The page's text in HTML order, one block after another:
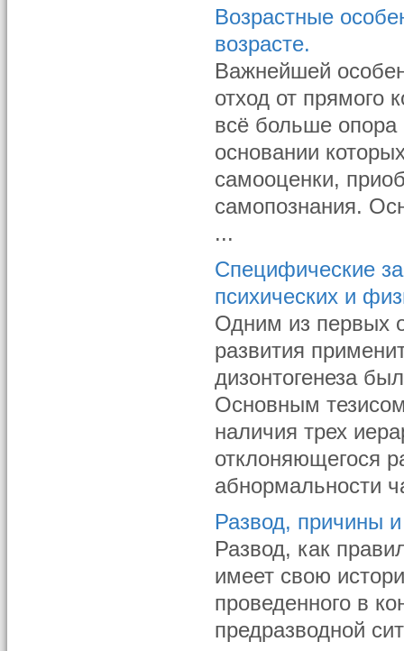
Возрастные
возрасте.
Важнейшей
отход от прямого
всё больше опора
основании
самооценки,
самопознания.
...
Специфические
психических и
Одним из первых
развития
дизонтогенеза
Основным
наличия трех
отклоняющегося
абнормальности
Развод, причины и
Развод, как
имеет свою
проведенного в
предразводной